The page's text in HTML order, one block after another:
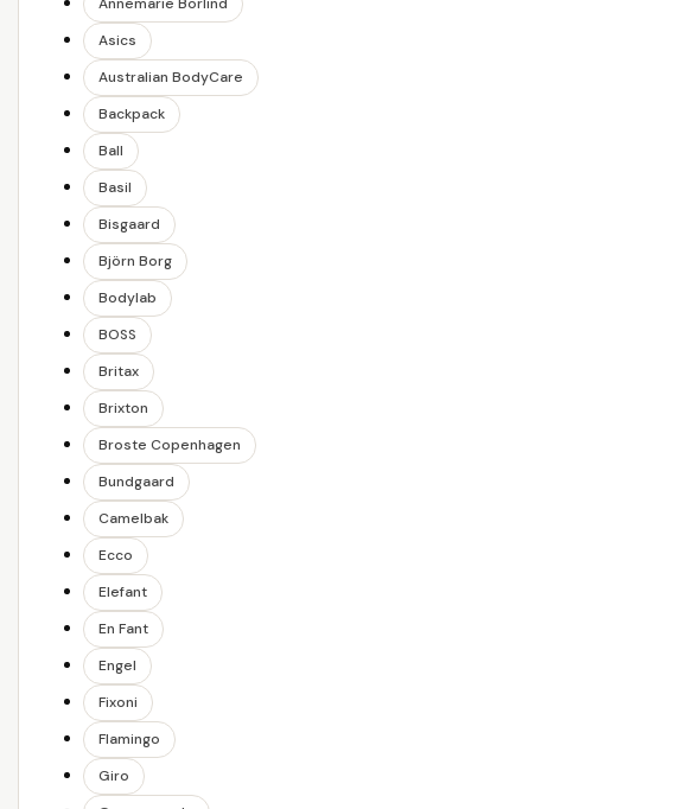
Annemarie Börlind
Asics
Australian BodyCare
Backpack
Ball
Basil
Bisgaard
Björn Borg
Bodylab
BOSS
Britax
Brixton
Broste Copenhagen
Bundgaard
Camelbak
Ecco
Elefant
En Fant
Engel
Fixoni
Flamingo
Giro